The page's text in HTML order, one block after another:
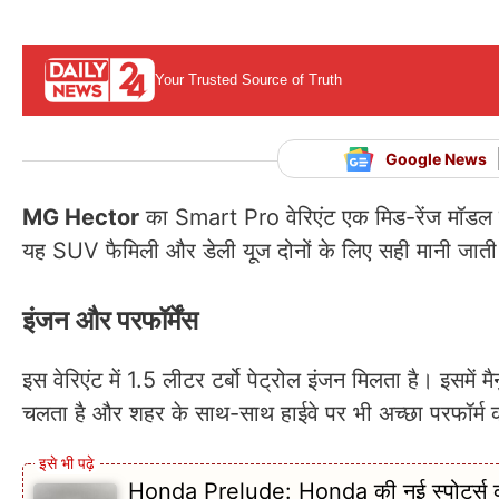
Your Trusted Source of Truth
Google News
MG Hector का Smart Pro वेरिएंट एक मिड-रेंज
यह SUV फैमिली और डेली यूज दोनों के लिए सही मानी
इंजन और परफॉर्मेंस
इस वेरिएंट में 1.5 लीटर टर्बो पेट्रोल इंजन मिलता है।
चलता है और शहर के साथ-साथ हाईवे पर भी अच्छा परफॉर्म
Honda Prelude: Honda की नई स्पोर्ट्स